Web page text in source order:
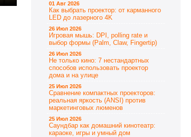
01 Авг 2026
Как выбрать проектор: от карманного
LED до лазерного 4K
26 Июл 2026
Игровая мышь: DPI, polling rate и
выбор формы (Palm, Claw, Fingertip)
26 Июл 2026
Не только кино: 7 нестандартных
способов использовать проектор
дома и на улице
25 Июл 2026
Сравнение компактных проекторов:
реальная яркость (ANSI) против
маркетинговых люменов
25 Июл 2026
Саундбар как домашний кинотеатр:
караоке, игры и умный дом